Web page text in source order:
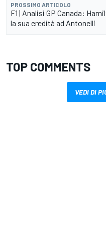
PROSSIMO ARTICOLO
F1 | Analisi GP Canada:
la sua eredità ad Antonelli
TOP COMMENTS
VEDI DI